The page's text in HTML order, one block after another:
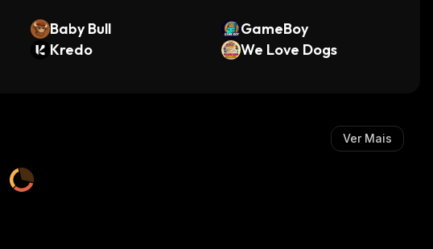
Baby Bull
GameBoy
Kredo We Love Dogs
Ver Mais